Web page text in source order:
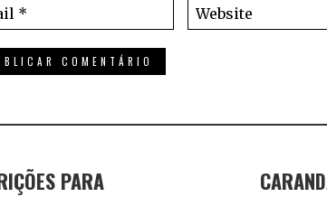
PARA